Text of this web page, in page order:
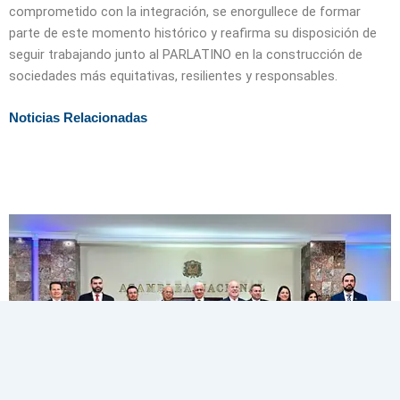
comprometido con la integración, se enorgullece de formar
parte de este momento histórico y reafirma su disposición de
seguir trabajando junto al PARLATINO en la construcción de
sociedades más equitativas, resilientes y responsables.
Noticias Relacionadas